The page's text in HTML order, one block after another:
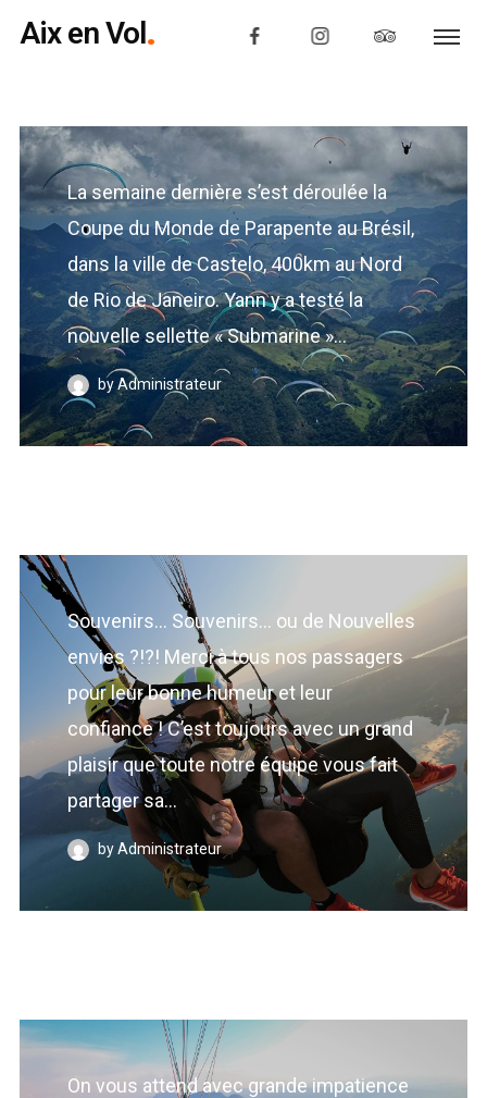
Aix en Vol
La semaine dernière s’est déroulée la
Coupe du Monde de Parapente au Brésil,
dans la ville de Castelo, 400km au Nord
de Rio de Janeiro. Yann y a testé la
nouvelle sellette « Submarine »...
by Administrateur
Souvenirs… Souvenirs… ou de Nouvelles
envies ?!?! Merci à tous nos passagers
pour leur bonne humeur et leur
confiance ! C’est toujours avec un grand
plaisir que toute notre équipe vous fait
partager sa...
by Administrateur
On vous attend avec grande impatience